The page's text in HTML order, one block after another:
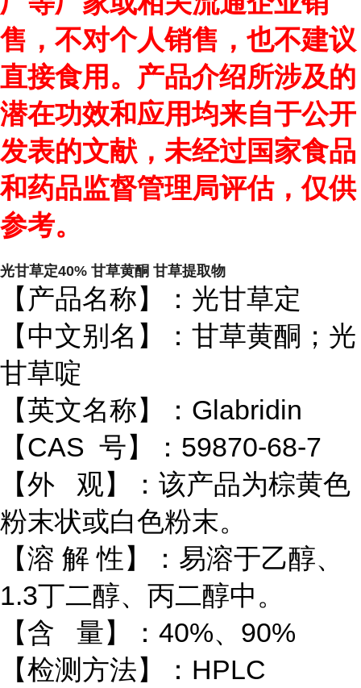
售，不对个人销售，也不建议
直接食用。产品介绍所涉及的
潜在功效和应用均来自于公开
发表的文献，未经过国家食品
和药品监督管理局评估，仅供
参考。
光甘草定40% 甘草黄酮 甘草提取物
【产品名称】：光甘草定
【中文别名】：甘草黄酮；光
甘草啶
【英文名称】：Glabridin
【CAS 号】：59870-68-7
【外 观】：该产品为棕黄色
粉末状或白色粉末。
【溶 解 性】：易溶于乙醇、
1.3丁二醇、丙二醇中。
【含 量】：40%、90%
【检测方法】：HPLC